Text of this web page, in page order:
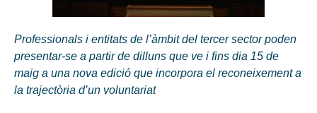
Professionals i entitats de l’àmbit del tercer sector poden
presentar-se a partir de dilluns que ve i fins dia 15 de
maig a una nova edició que incorpora el reconeixement a
la trajectòria d’un voluntariat